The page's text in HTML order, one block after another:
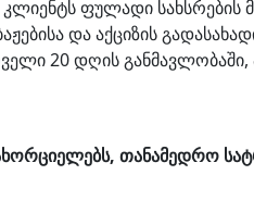
ფულადი სახსრების
და აქციზის
20 დღის განმავლობაში,
თანამედრო